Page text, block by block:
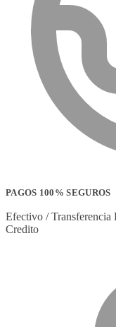
PAGOS 100% SEGUROS
Efectivo / Transferencia
Credito